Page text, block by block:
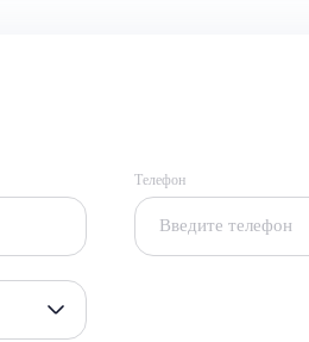
Телефон